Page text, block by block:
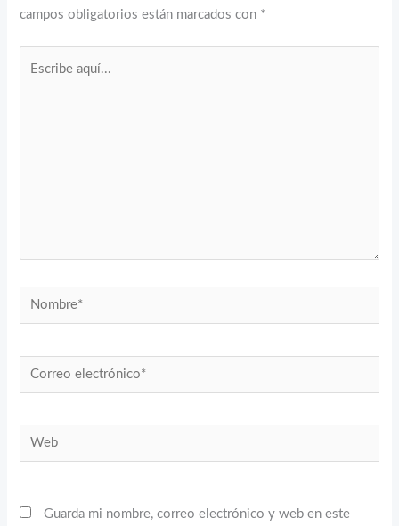
campos obligatorios están marcados con *
Nombre*
Correo
electrónico*
Web
Guarda mi nombre, correo electrónico y web en este